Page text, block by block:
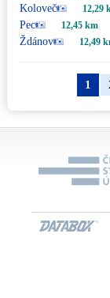
Koloveč 12,29
Pec 12,45 km
Ždánov 12,49
1